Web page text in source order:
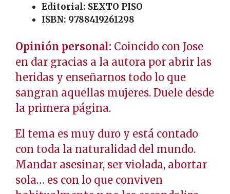
Editorial: SEXTO PISO
ISBN: 9788419261298
Opinión personal: Coincido con Jose
en dar gracias a la autora por abrir las
heridas y enseñarnos todo lo que
sangran aquellas mujeres. Duele desde
la primera página.
El tema es muy duro y está contado
con toda la naturalidad del mundo.
Mandar asesinar, ser violada, abortar
sola… es con lo que conviven